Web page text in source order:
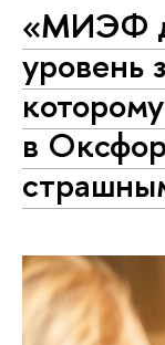
«МИЭФ
уровень
в